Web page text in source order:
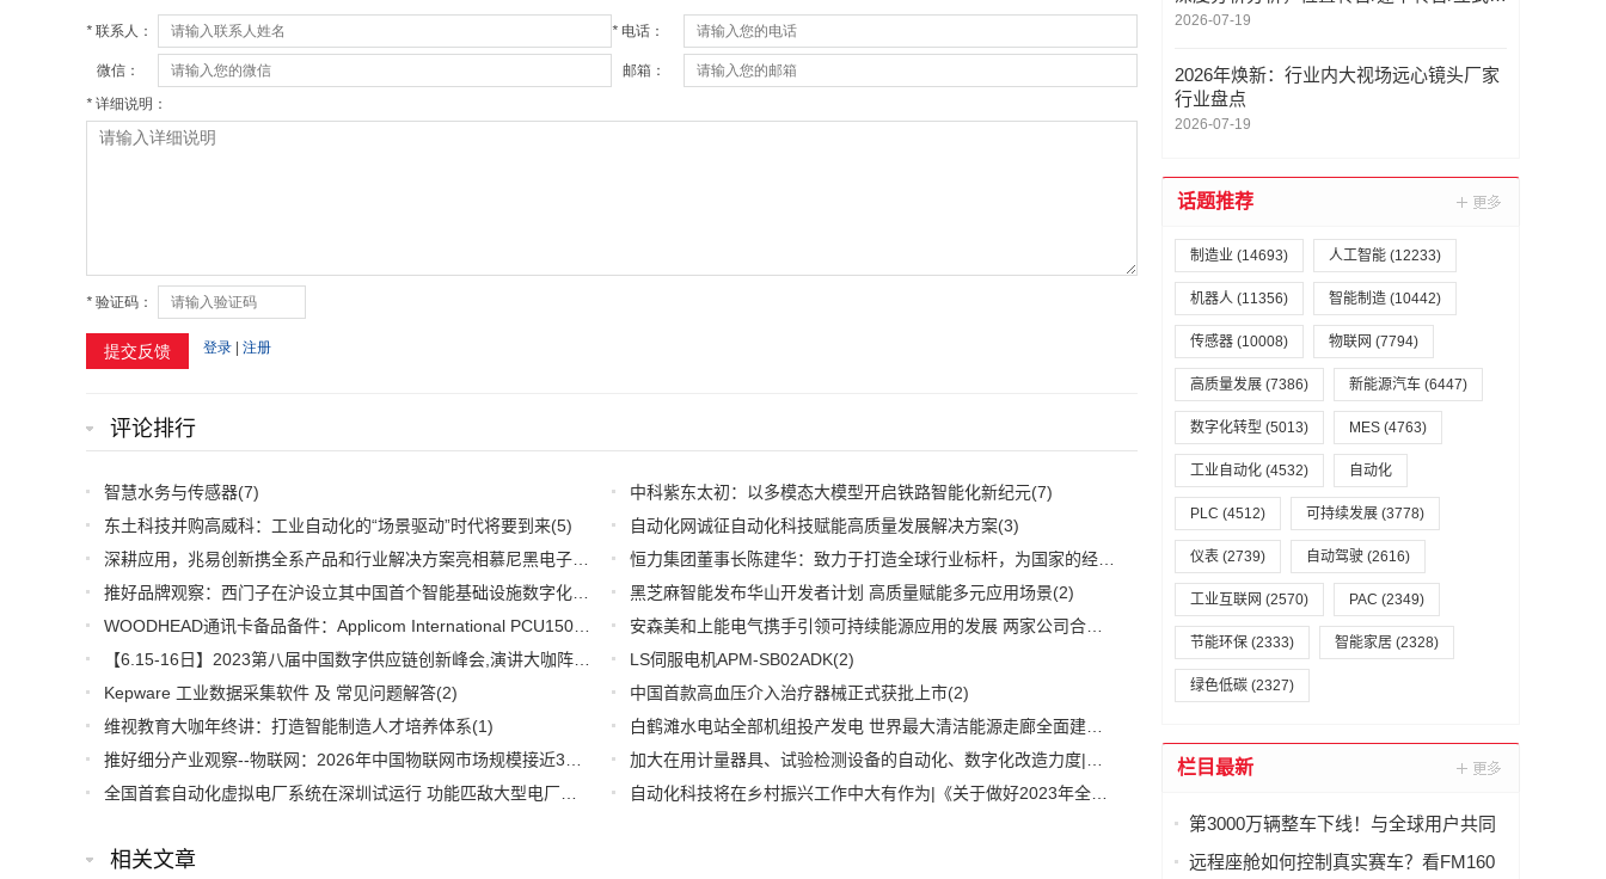
评论排行
智慧水务与传感器(7) 中科紫东太初：以多模态大模型开启铁路智能化新纪元(7)
东土科技并购高威科：工业自动化的“场景驱动”时代将要到来(5) 自动化网诚征自动化科技赋能高质量发展解决方案(3)
恒力集团董事长陈建华：致力于打造全球行业标杆，为国家的经济高质量发展贡献更大力量|上海电气集团党委书记、董事长吴磊来访
(2)
黑芝麻智能发布华山开发者计划 高质量赋能多元应用场景(2)
(2) 安森美和上能电气携手引领可持续能源应用的发展 两家公司合作开发高性能储能和太阳能组串式逆变器方案 以实现可持续的未来
(2)
LS伺服电机APM-SB02ADK(2)
Kepware 工业数据采集软件 及 常见问题解答(2) 中国首款高血压介入治疗器械正式获批上市(2)
维视教育大咖年终讲：打造智能制造人才培养体系(1)
白鹤滩水电站全部机组投产发电 世界最大清洁能源走廊全面建成|将为建设新型能源体系、保障国家能源安全、实现“双碳”目标提供有力支撑
(1)
(1) 自动化科技将在乡村振兴工作中大有作为|《关于做好2023年全面推进乡村振兴重点工作的意见》发布
相关文章
描架/龙门式扫描架，双轴转台定制厂家推
2026-07-19
2026年焕新：行业内大视场远心镜头厂家
行业盘点
2026-07-19
话题推荐
制造业 (14693) 人工智能 (12233)
机器人 (11356) 智能制造 (10442)
传感器 (10008) 物联网 (7794)
高质量发展 (7386) 新能源汽车 (6447)
数字化转型 (5013) MES (4763)
工业自动化 (4532) 自动化
PLC (4512) 可持续发展 (3778)
仪表 (2739) 自动驾驶 (2616)
工业互联网 (2570) PAC (2349)
节能环保 (2333) 智能家居 (2328)
绿色低碳 (2327)
栏目最新
第3000万辆整车下线！与全球用户共同
见证广汽里程碑时刻
远程座舱如何控制真实赛车？看FM160